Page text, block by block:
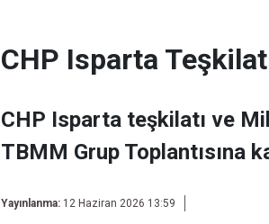
CHP Isparta
CHP Isparta teşkilatı ve
TBMM Grup Toplantısına
Yayınlanma: 12 Haziran 2026 13:59